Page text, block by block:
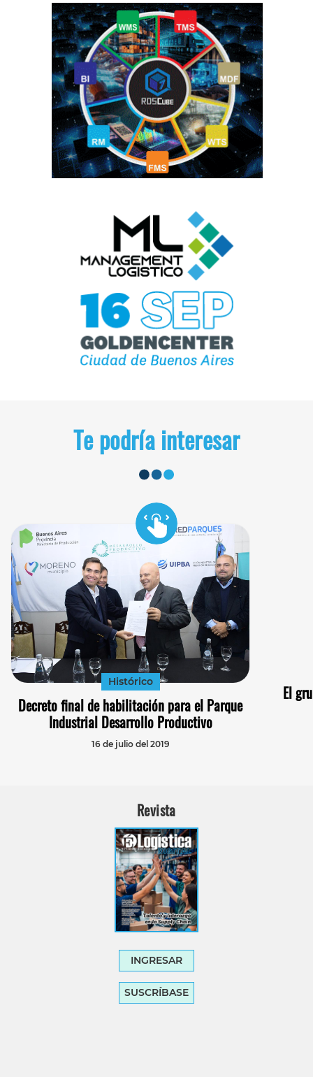
Te podría interesar
Histórico
Decreto final de habilitación para el Parque
Industrial Desarrollo Productivo
16 de julio del 2019
El
Revista
INGRESAR
SUSCRÍBASE